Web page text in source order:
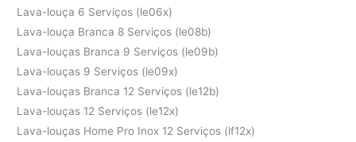
Lava-louça 6 Serviços (le06x)
Lava-louça Branca 8 Serviços (le08b)
Lava-louças Branca 9 Serviços (le09b)
Lava-louças 9 Serviços (le09x)
Lava-louças Branca 12 Serviços (le12b)
Lava-louças 12 Serviços (le12x)
Lava-louças Home Pro Inox 12 Serviços (lf12x)